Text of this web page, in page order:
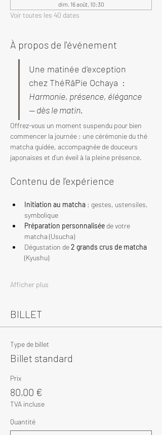
dim. 16 août, 10:30
Voir toutes les 40 dates
À propos de l'événement
Une matinée d’exception
chez ThéRâPie Ochaya  :
Harmonie, présence, élégance
— dès le matin.
Offrez-vous un moment suspendu pour bien
commencer la journée : une cérémonie du thé
matcha guidée, accompagnée de douceurs
japonaises et d’un éveil à la pleine présence.
Contenu de l’expérience
Initiation au matcha : gestes, ustensiles,
symbolique
Préparation personnalisée de votre
matcha (Usucha)
Dégustation de 2 grands crus de matcha
(Kyushu)
Afficher plus
BILLET
Type de billet
Billet standard
Prix
80,00 €
TVA incluse
Quantité